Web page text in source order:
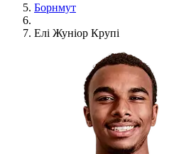
Борнмут
Елі Жуніор Крупі